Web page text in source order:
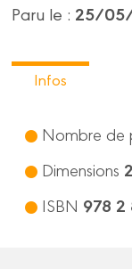
Paru le : 25/05/
Infos
Nombre de
Dimensions
ISBN 978 2